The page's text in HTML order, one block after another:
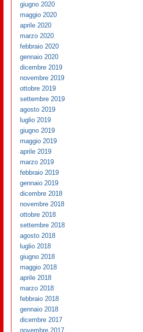
giugno 2020
maggio 2020
aprile 2020
marzo 2020
febbraio 2020
gennaio 2020
dicembre 2019
novembre 2019
ottobre 2019
settembre 2019
agosto 2019
luglio 2019
giugno 2019
maggio 2019
aprile 2019
marzo 2019
febbraio 2019
gennaio 2019
dicembre 2018
novembre 2018
ottobre 2018
settembre 2018
agosto 2018
luglio 2018
giugno 2018
maggio 2018
aprile 2018
marzo 2018
febbraio 2018
gennaio 2018
dicembre 2017
novembre 2017